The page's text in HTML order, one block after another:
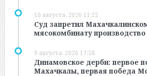
10 августа, 2026 11:22
Суд запретил
мясокомбинату
9 августа, 2026 17:58
Динамовское дерби: первое
Махачкалы, первая победа